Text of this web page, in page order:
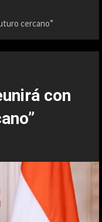
cercano”
con